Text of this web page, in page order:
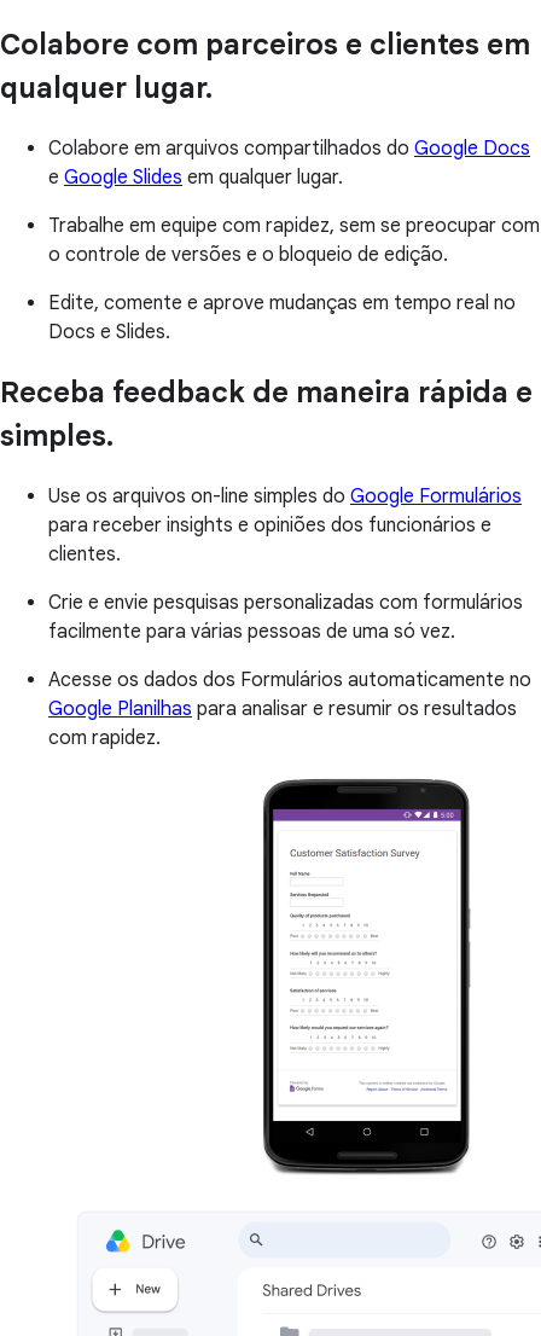
Colabore com parceiros e clientes em
qualquer lugar.
Colabore em arquivos compartilhados do Google Docs
e Google Slides em qualquer lugar.
Trabalhe em equipe com rapidez, sem se preocupar com
o controle de versões e o bloqueio de edição.
Edite, comente e aprove mudanças em tempo real no
Docs e Slides.
Receba feedback de maneira rápida e
simples.
Use os arquivos on-line simples do Google Formulários
para receber insights e opiniões dos funcionários e
clientes.
Crie e envie pesquisas personalizadas com formulários
facilmente para várias pessoas de uma só vez.
Acesse os dados dos Formulários automaticamente no
Google Planilhas para analisar e resumir os resultados
com rapidez.